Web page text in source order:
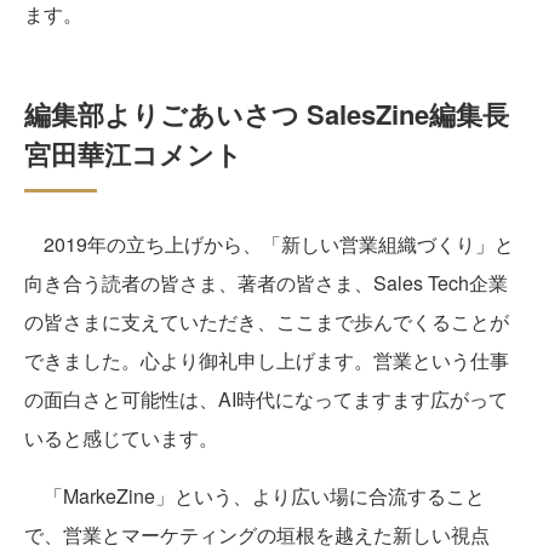
ます。
編集部よりごあいさつ SalesZine編集長
宮田華江コメント
2019年の立ち上げから、「新しい営業組織づくり」と
向き合う読者の皆さま、著者の皆さま、Sales Tech企業
の皆さまに支えていただき、ここまで歩んでくることが
できました。心より御礼申し上げます。営業という仕事
の面白さと可能性は、AI時代になってますます広がって
いると感じています。
「MarkeZine」という、より広い場に合流すること
で、営業とマーケティングの垣根を越えた新しい視点